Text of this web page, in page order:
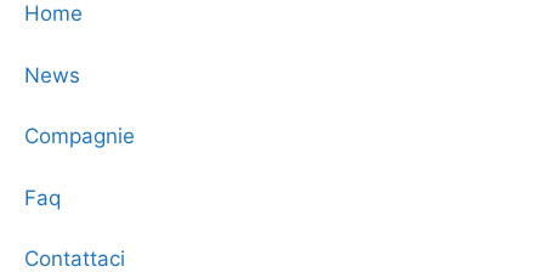
Home
News
Compagnie
Faq
Contattaci